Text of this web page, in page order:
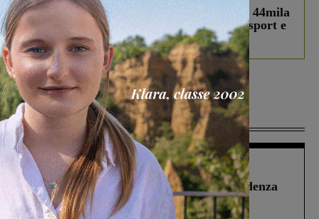
Estra Notizie agosto: Smart Cities, oltre 44mila
studenti coinvolti, torna il bando per lo sport e
debutta il podcast Estrair
Più lette
Figline Incisa Valdarno 1 Agosto 2026
Piscina di Figline finanziata oltre la scadenza
Pnrr, il gruppo di Fratelli d’Italia: “Un
ringraziamento al Governo”